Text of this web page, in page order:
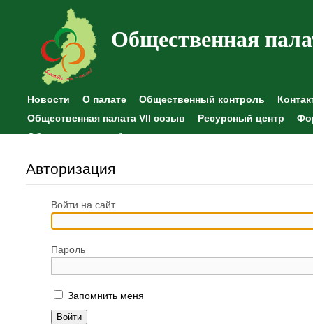
Общественная
Новости О палате Общественный контроль
Общественная палата VII созыв
Ресурсный центр
Общественные наблюдения
Авторизация
Войти на сайт
Пароль
Запомнить меня